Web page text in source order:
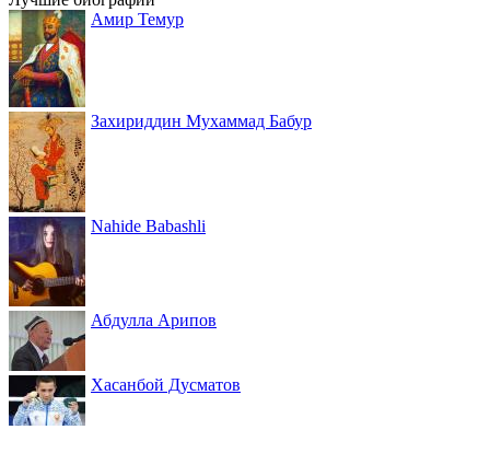
Амир Темур
Захириддин Мухаммад Бабур
Nahide Babashli
Абдулла Арипов
Хасанбой Дусматов